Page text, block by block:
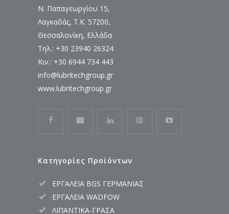
Ν. Παπαγεωργίου 15,
Λαγκαδάς, Τ.Κ. 57200,
Θεσσαλονίκη, Ελλάδα
Τηλ.: +30 23940 26324
Κιν.: +30 6944 734 443
info@lubritechgroup.gr
www.lubritechgroup.gr
Κατηγορίες Προϊόντων
ΕΡΓΑΛΕΙΑ BGS ΓΕΡΜΑΝΙΑΣ
ΕΡΓΑΛΕΙΑ WADFOW
ΛΙΠΑΝΤΙΚΑ-ΓΡΑΣΑ